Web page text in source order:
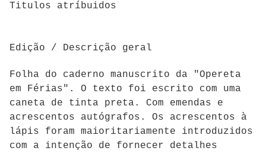
Titulos atríbuidos
Edição / Descrição geral
Folha do caderno manuscrito da "Opereta
em Férias". O texto foi escrito com uma
caneta de tinta preta. Com emendas e
acrescentos autógrafos. Os acrescentos à
lápis foram maioritariamente introduzidos
com a intenção de fornecer detalhes